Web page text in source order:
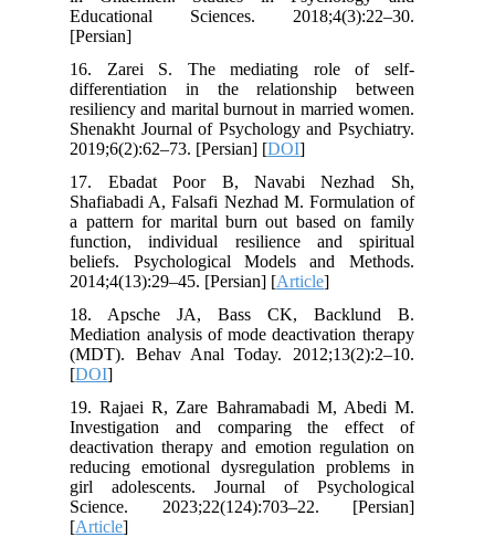
Educational Sciences. 2018;4(3):22–30.
[Persian]
16. Zarei S. The mediating role of self-
differentiation in the relationship between
resiliency and marital burnout in married women.
Shenakht Journal of Psychology and Psychiatry.
2019;6(2):62–73. [Persian] [DOI
17. Ebadat Poor B, Navabi Nezhad Sh,
Shafiabadi A, Falsafi Nezhad M. Formulation of
a pattern for marital burn out based on family
function, individual resilience and spiritual
beliefs. Psychological Models and Methods.
2014;4(13):29–45. [Persian] [Article
18. Apsche JA, Bass CK, Backlund B.
Mediation analysis of mode deactivation therapy
(MDT). Behav Anal Today. 2012;13(2):2–10.
[DOI
19. Rajaei R, Zare Bahramabadi M, Abedi M.
Investigation and comparing the effect of
deactivation therapy and emotion regulation on
reducing emotional dysregulation problems in
girl adolescents. Journal of Psychological
Science. 2023;22(124):703–22. [Persian]
[Article